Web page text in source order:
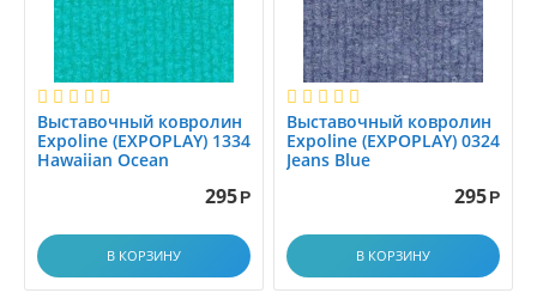
Выставочный ковролин
Expoline (EXPOPLAY) 1334
Hawaiian Ocean
295 Р
В КОРЗИНУ
Выставочный ковролин
Expoline (EXPOPLAY) 0324
Jeans Blue
295 Р
В КОРЗИНУ